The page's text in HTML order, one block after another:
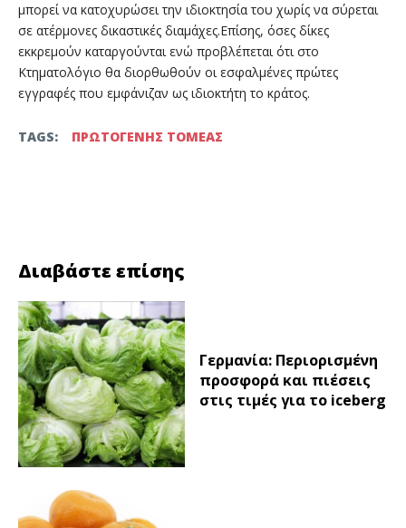
μπορεί να κατοχυρώσει την ιδιοκτησία του χωρίς να σύρεται
σε ατέρμονες δικαστικές διαμάχες.Επίσης, όσες δίκες
εκκρεμούν καταργούνται ενώ προβλέπεται ότι στο
Κτηματολόγιο θα διορθωθούν οι εσφαλμένες πρώτες
εγγραφές που εμφάνιζαν ως ιδιοκτήτη το κράτος.
TAGS: ΠΡΩΤΟΓΕΝΗΣ ΤΟΜΕΑΣ
Διαβάστε επίσης
Γερμανία: Περιορισμένη
προσφορά και πιέσεις
στις τιμές για το iceberg